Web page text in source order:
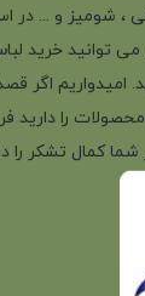
، شومیز و ...
توانید خرید
امیدواریم اگر
را دارید
کمال تشکر را